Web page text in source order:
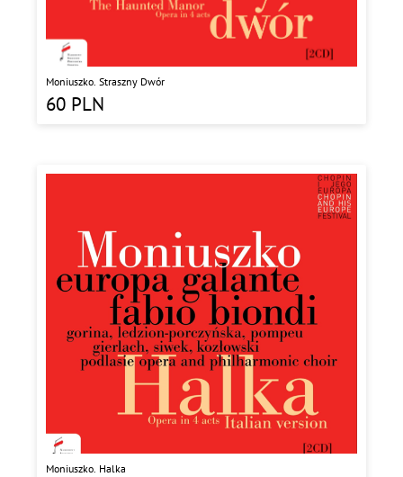
Moniuszko. Straszny Dwór
60 PLN
Moniuszko. Halka